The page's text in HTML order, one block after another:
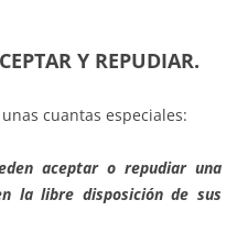
Y REPUDIAR.
cuantas especiales:
aceptar o repudiar una
la libre disposición de sus